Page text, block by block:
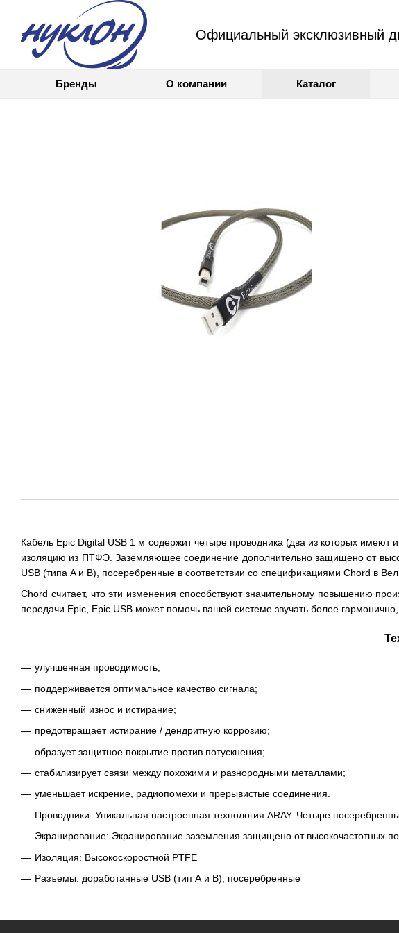
Официальный эксклюзивный
Бренды О компании Каталог
Кабель Epic Digital USB 1 м содержит четыре проводника (два из которых
изоляцию из ПТФЭ. Заземляющее соединение дополнительно защищено от
USB (типа A и B), посеребренные в соответствии со спецификациями Chord в
Chord считает, что эти изменения способствуют значительному повышению
передачи Epic, Epic USB может помочь вашей системе звучать более
улучшенная проводимость;
поддерживается оптимальное качество сигнала;
сниженный износ и истирание;
предотвращает истирание / дендритную коррозию;
образует защитное покрытие против потускнения;
стабилизирует связи между похожими и разнородными металлами;
уменьшает искрение, радиопомехи и прерывистые соединения.
Проводники: Уникальная настроенная технология ARAY. Четыре
Экранирование: Экранирование заземления защищено от высокочастотных
Изоляция: Высокоскоростной PTFE
Разъемы: доработанные USB (тип А и В), посеребренные